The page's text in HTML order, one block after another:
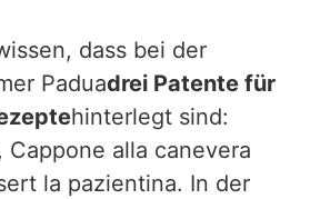
dass bei der
Paduadrei Patente für
hinterlegt sind:
Cappone alla canevera
la pazientina. In der